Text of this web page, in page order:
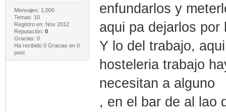
Mensajes: 1,000
Temas: 10
Registro en: Nov 2012
Reputación: 0
Gracias: 0
Ha recibido 0 Gracias en 0
post
enfundarlos y
aqui pa dejarlos por
Y lo del trabajo,
hosteleria trabajo
necesitan a alguno
, en el bar de al lao